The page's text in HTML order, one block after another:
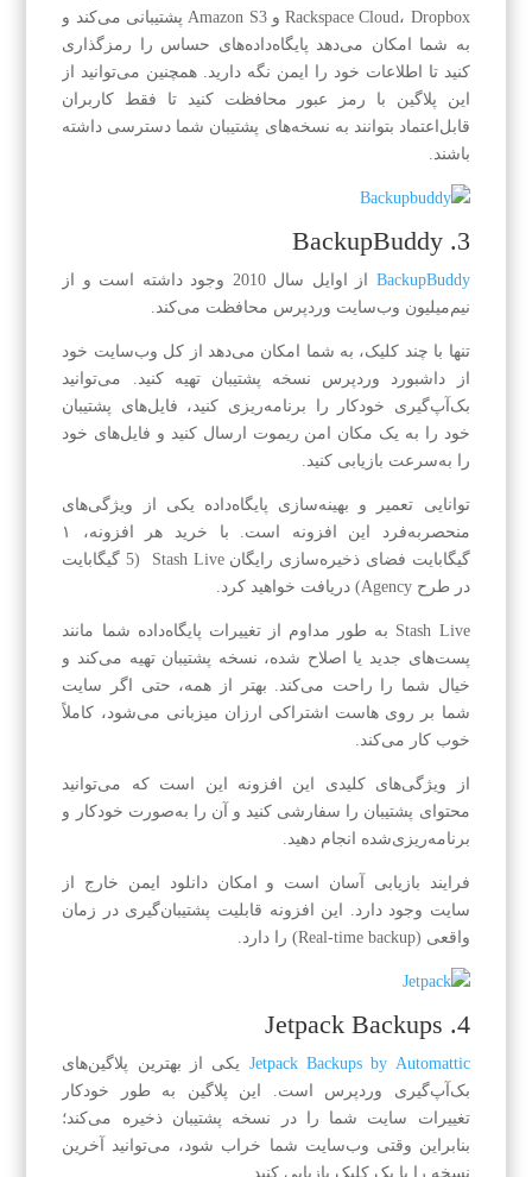
Rackspace Cloud، Dropbox و Amazon S3 پشتیبانی می‌کند و
به شما امکان می‌دهد پایگاه‌داده‌های حساس را رمزگذاری
کنید تا اطلاعات خود را ایمن نگه دارید. همچنین می‌توانید از
این پلاگین با رمز عبور محافظت کنید تا فقط کاربران
قابل‌اعتماد بتوانند به نسخه‌های پشتیبان شما دسترسی داشته
باشند.
3. BackupBuddy
BackupBuddy
از اوایل سال 2010 وجود داشته است و از
نیم‌میلیون وب‌سایت وردپرس محافظت می‌کند.
تنها با چند کلیک، به شما امکان می‌دهد از کل وب‌سایت خود
از داشبورد وردپرس نسخه پشتیبان تهیه کنید. می‌توانید
بک‌آپ‌گیری خودکار را برنامه‌ریزی کنید، فایل‌های پشتیبان
خود را به یک مکان امن ریموت ارسال کنید و فایل‌های خود
را به‌سرعت بازیابی کنید.
توانایی تعمیر و بهینه‌سازی پایگاه‌داده یکی از ویژگی‌های
منحصربه‌فرد این افزونه است. با خرید هر افزونه، ۱
گیگابایت فضای ذخیره‌سازی رایگان Stash Live (5 گیگابایت
در طرح Agency) دریافت خواهید کرد.
Stash Live به طور مداوم از تغییرات پایگاه‌داده شما مانند
پست‌های جدید یا اصلاح شده، نسخه پشتیبان تهیه می‌کند و
خیال شما را راحت می‌کند. بهتر از همه، حتی اگر سایت
شما بر روی هاست اشتراکی ارزان میزبانی می‌شود، کاملاً
خوب کار می‌کند.
از ویژگی‌های کلیدی این افزونه این است که می‌توانید
محتوای پشتیبان را سفارشی کنید و آن را به‌صورت خودکار و
برنامه‌ریزی‌شده انجام دهید.
فرایند بازیابی آسان است و امکان دانلود ایمن خارج از
سایت وجود دارد. این افزونه قابلیت پشتیبان‌گیری در زمان
واقعی (Real-time backup) را دارد.
4. Jetpack Backups
Jetpack Backups by Automattic یکی از بهترین پلاگین‌های
بک‌آپ‌گیری وردپرس است. این پلاگین به طور خودکار
تغییرات سایت شما را در نسخه پشتیبان ذخیره می‌کند؛
بنابراین وقتی وب‌سایت شما خراب شود، می‌توانید آخرین
نسخه را با یک کلیک بازیابی کنید.